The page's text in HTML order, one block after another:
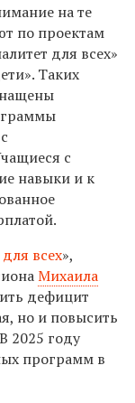
на те
по проектам
для всех»
Таких
с
навыки и к
всех»,
Михаила
дефицит
но и повысить
2025 году
программ в